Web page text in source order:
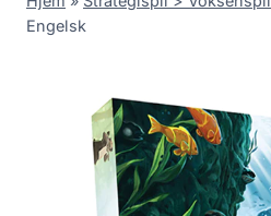
Engelsk